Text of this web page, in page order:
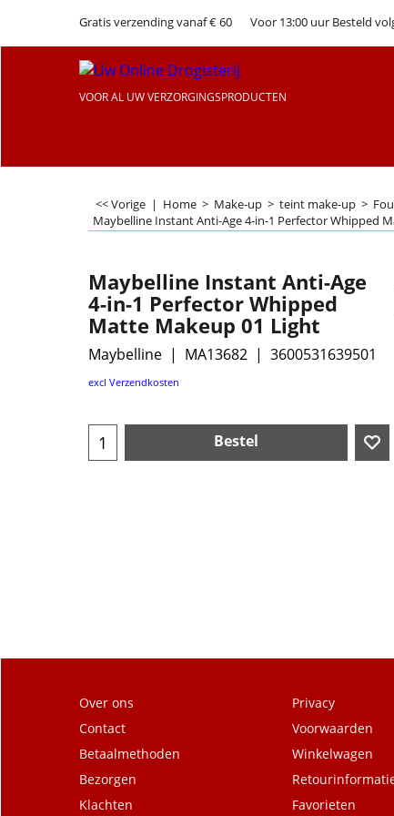
Gratis verzending vanaf € 60 Voor 13:00 uur Besteld
VOOR AL UW VERZORGINGSPRODUCTEN
<< Vorige | Home > Make-up > teint make-up >
Maybelline Instant Anti-Age 4-in-1 Perfector Whipped
Maybelline Instant Anti-Age
4-in-1 Perfector Whipped
Matte Makeup 01 Light
Maybelline MA13682 3600531639501
excl Verzendkosten
Bestel
Over ons
Contact
Betaalmethoden
Bezorgen
Klachten
Privacy
Voorwaarden
Winkelwagen
Favorieten